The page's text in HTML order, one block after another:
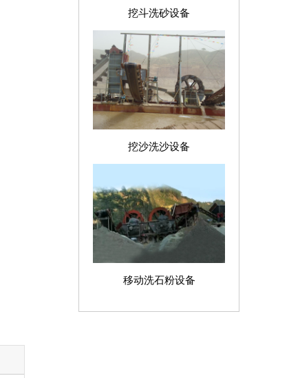
挖斗洗砂设备
挖沙洗沙设备
移动洗石粉设备